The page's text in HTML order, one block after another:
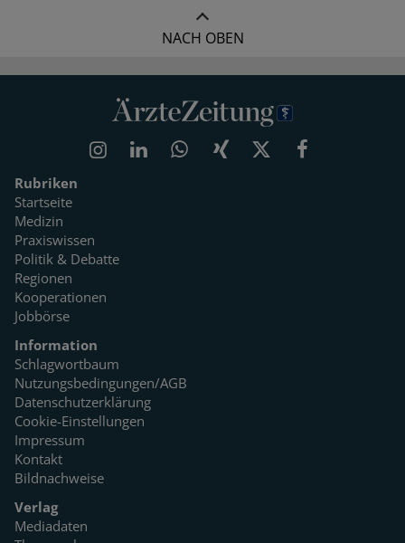
NACH OBEN
Rubriken
Startseite
Medizin
Praxiswissen
Politik & Debatte
Regionen
Kooperationen
Jobbörse
Information
Schlagwortbaum
Nutzungsbedingungen/AGB
Datenschutzerklärung
Cookie-Einstellungen
Impressum
Kontakt
Bildnachweise
Verlag
Mediadaten